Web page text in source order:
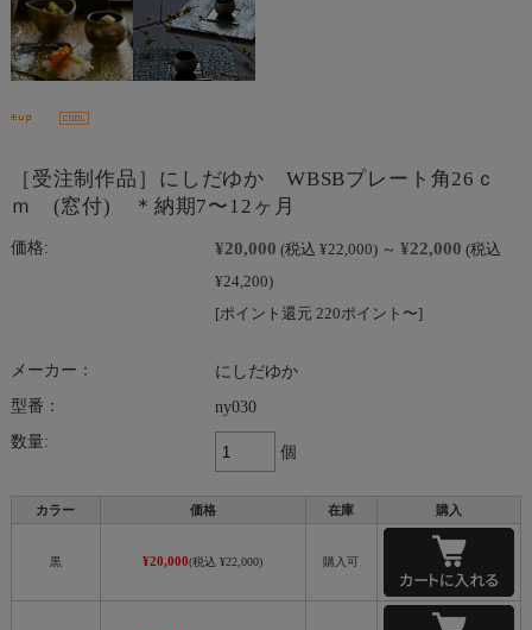
［受注制作品］にしだゆか WBSBプレート角26ｃ
ｍ (窓付) ＊納期7〜12ヶ月
価格: ¥20,000 (税込 ¥22,000) ～ ¥22,000 (税込
¥24,200)
[ポイント還元 220ポイント〜]
メーカー：
にしだゆか
型番：
ny030
数量:
個
カラー 価格 在庫 購入
黒 ¥20,000(税込 ¥22,000) 購入可